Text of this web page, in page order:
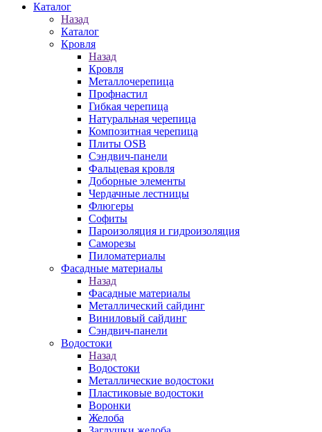
Каталог
Назад
Каталог
Кровля
Назад
Кровля
Металлочерепица
Профнастил
Гибкая черепица
Натуральная черепица
Композитная черепица
Плиты OSB
Сэндвич-панели
Фальцевая кровля
Доборные элементы
Чердачные лестницы
Флюгеры
Софиты
Пароизоляция и гидроизоляция
Саморезы
Пиломатериалы
Фасадные материалы
Назад
Фасадные материалы
Металлический сайдинг
Виниловый сайдинг
Сэндвич-панели
Водостоки
Назад
Водостоки
Металлические водостоки
Пластиковые водостоки
Воронки
Желоба